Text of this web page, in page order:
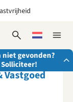
Sluit
Open
zoekformulier
Kies
een
taal
niet gevonden?
Solliciteer!
Vastgoed